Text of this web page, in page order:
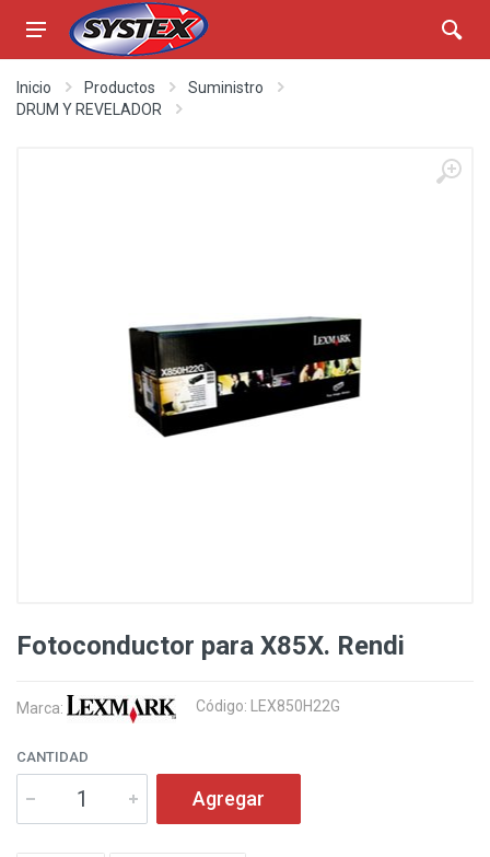
Inicio Productos
Suministro
DRUM Y REVELADOR
Fotoconductor para X85X. Rendi
Marca: Código: LEX850H22G
CANTIDAD
Agregar